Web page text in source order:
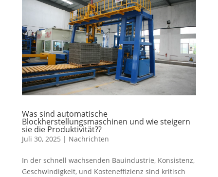
Was sind automatische
Blockherstellungsmaschinen und wie steigern
sie die Produktivität??
Juli 30, 2025 | Nachrichten
In der schnell wachsenden Bauindustrie, Konsistenz,
Geschwindigkeit, und Kosteneffizienz sind kritisch